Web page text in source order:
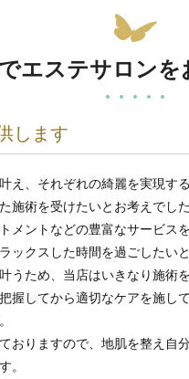
エステサロンを
します
え、それぞれの綺麗を実現す
術を受けたいとお考えでした
メントなどの豊富なサービス
ックスした時間を過ごしたい
うため、当店はいきなり施術
握してから適切なケアを施し
おりますので、地肌を整え自
。